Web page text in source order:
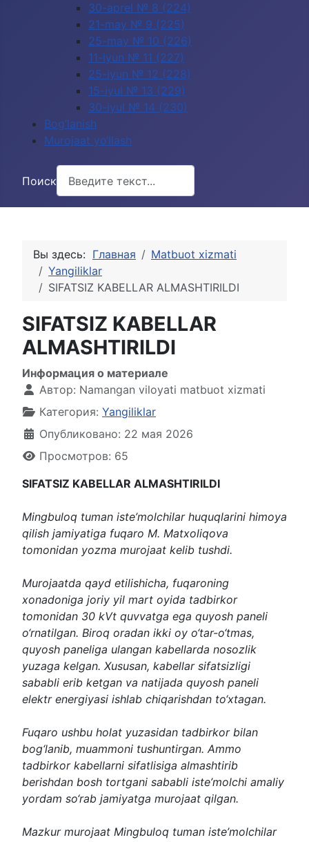
30-aprel № 8 (224)
21-may № 9 (225)
25-may № 10 (226)
11-iyun № 11 (227)
25-iyun № 12 (228)
15-iyul № 13 (229)
30-iyul № 14 (230)
Bog‘lanish
Murojaat yo‘llash
Поиск
Вы здесь: Главная
Matbuot xizmati
Yangiliklar
SIFATSIZ KABELLAR ALMASHTIRILDI
SIFATSIZ KABELLAR
ALMASHTIRILDI
Информация о материале
Автор: Namangan viloyati matbuot xizmati
Категория: Yangiliklar
Опубликовано: 22 мая 2026
Просмотров: 65
SIFATSIZ KABELLAR ALMASHTIRILDI
Mingbuloq tuman iste’molchilar huquqlarini himoya
qilish jamiyatiga fuqaro M. Matxoliqova
tomonidan yozma murojaat kelib tushdi.
Murojaatda qayd etilishicha, fuqaroning
xonadoniga joriy yil mart oyida tadbirkor
tomonidan 30 kVt quvvatga ega quyosh paneli
o‘rnatilgan. Biroq oradan ikki oy o‘tar-o‘tmas,
quyosh paneliga ulangan kabellarda nosozlik
yuzaga kelgan. Xususan, kabellar sifatsizligi
sababli erib ketgan va natijada quyosh paneli
elektr energiyasi ishlab chiqarishdan to‘xtagan.
Fuqaro ushbu holat yuzasidan tadbirkor bilan
bog‘lanib, muammoni tushuntirgan. Ammo
tadbirkor kabellarni sifatlisiga almashtirib
berishdan bosh tortgani sababli iste’molchi amaliy
yordam so‘rab jamiyatga murojaat qilgan.
Mazkur murojaat Mingbuloq tuman iste’molchilar